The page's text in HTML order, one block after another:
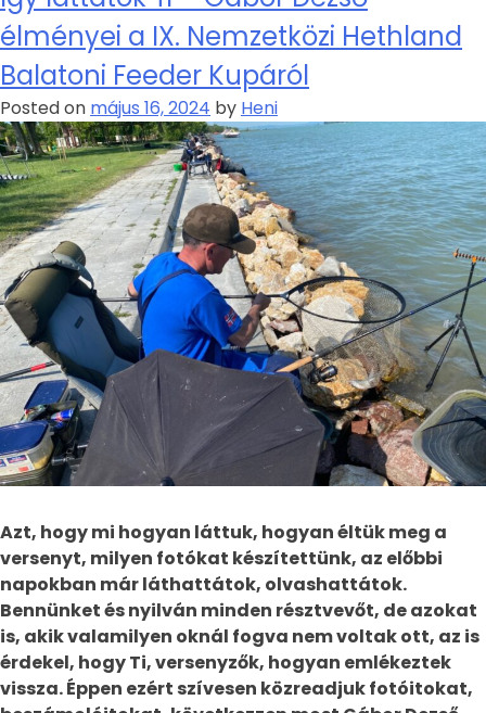
élményei a IX. Nemzetközi Hethland
Balatoni Feeder Kupáról
Posted on május 16, 2024 by Heni
Azt, hogy mi hogyan láttuk, hogyan éltük meg a
versenyt, milyen fotókat készítettünk, az előbbi
napokban már láthattátok, olvashattátok.
Bennünket és nyilván minden résztvevőt, de azokat
is, akik valamilyen oknál fogva nem voltak ott, az is
érdekel, hogy Ti, versenyzők, hogyan emlékeztek
vissza. Éppen ezért szívesen közreadjuk fotóitokat,